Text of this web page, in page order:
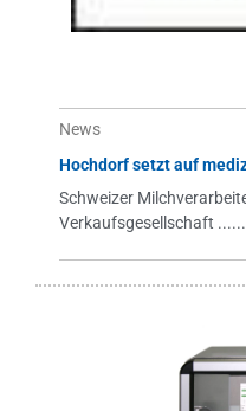
News
Hochdorf setzt auf
Schweizer
Verkaufsgesellschaft ......